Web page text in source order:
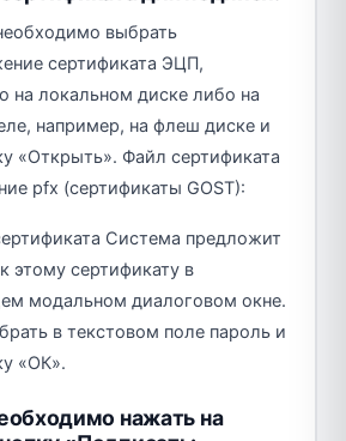
выбрать
сертификата ЭЦП,
на локальном диске либо на
например, на флеш диске и
«Открыть». Файл сертификата
pfx (сертификаты GOST):
Система предложит
этому сертификату в
модальном диалоговом окне.
в текстовом поле пароль и
«ОК».
нажать на